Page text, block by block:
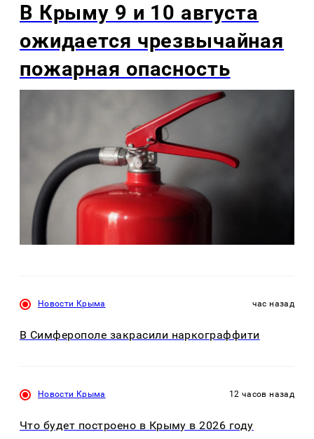
В Крыму 9 и 10 августа
ожидается чрезвычайная
пожарная опасность
Новости Крыма час назад
В Симферополе закрасили наркограффити
Новости Крыма 12 часов назад
Что будет построено в Крыму в 2026 году